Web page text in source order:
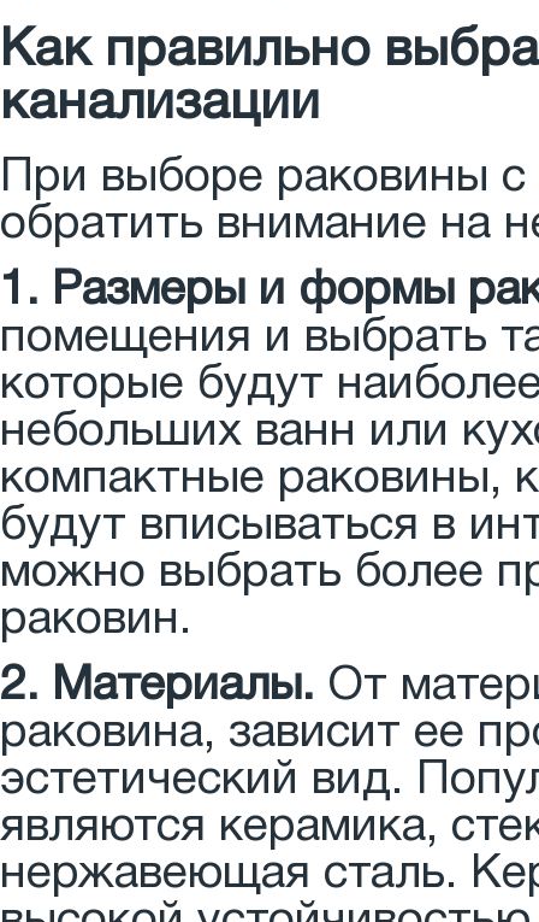
Как правильно
канализации
При выборе раковины
обратить внимание на
1. Размеры и формы
помещения и выбрать
которые будут
небольших ванн или
компактные раковины,
будут вписываться в
можно выбрать более
раковин.
2. Материалы. От
раковина, зависит ее
эстетический вид.
являются керамика,
нержавеющая сталь.